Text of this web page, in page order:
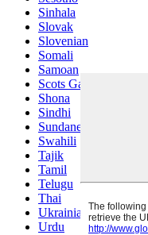
Sinhala
Slovak
Slovenian
Somali
Samoan
Scots Gaelic
Shona
Sindhi
Sundanese
Swahili
Tajik
Tamil
Telugu
Thai
Ukrainian
Urdu